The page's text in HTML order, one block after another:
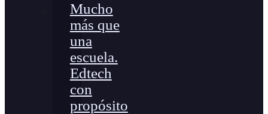
Mucho
más que
una
escuela.
Edtech
con
propósito